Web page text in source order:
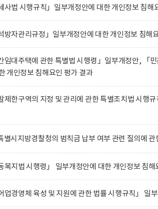
사법 시행규칙」일부개정안에 대한 개인정보 침해
방자관리규정」일부개정안에 대한 개인정보 침해
임대주택에 관한 특별법 시행령」일부개정안, 「
개인정보 침해요인 평가 결과
제한구역의 지정 및 관리에 관한 특별조치법 시행
별시지방경찰청의 범칙금 납부 여부 관련 질의에 관
복지법 시행령」 일부개정안에 대한 개인정보 침
업경영체 육성 및 지원에 관한 법률 시행규칙」 일